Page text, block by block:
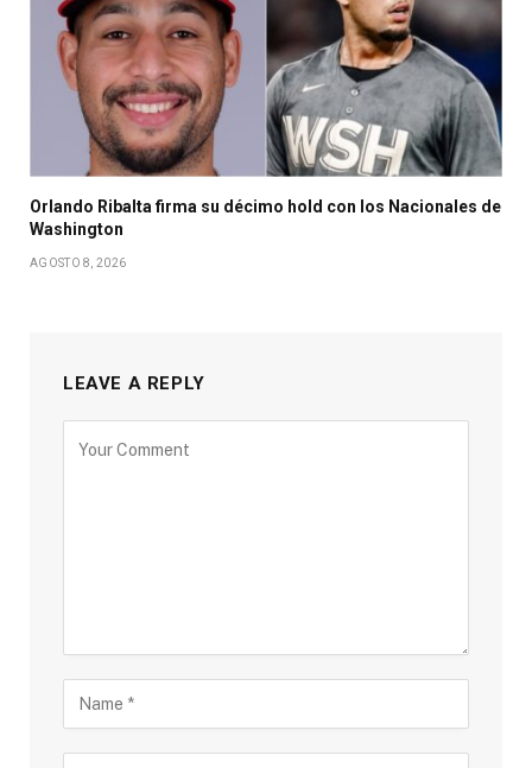
Orlando Ribalta firma su décimo hold con los Nacionales de
Washington
AGOSTO 8, 2026
LEAVE A REPLY